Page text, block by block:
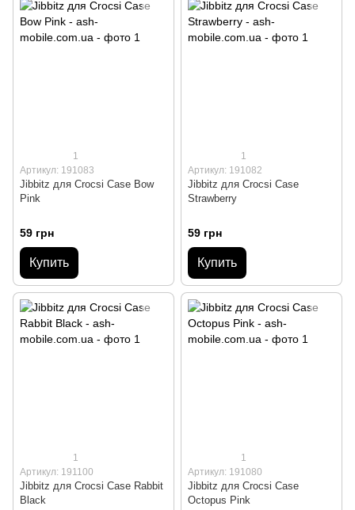
1
Артикул: 191083
Jibbitz для Crocsі Case Bow
Pink
59 грн
Купить
1
Артикул: 191082
Jibbitz для Crocsі Case
Strawberry
59 грн
Купить
1
Артикул: 191100
Jibbitz для Crocsі Case Rabbit
Black
1
Артикул: 191080
Jibbitz для Crocsі Case
Octopus Pink